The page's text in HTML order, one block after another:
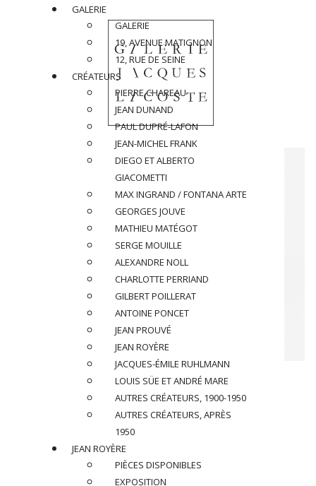
RICCARDO SCARPA (1905-1999)
Applique, circa 1960
Signée « Scarpa »
GALERIE
GALERIE
19, AVENUE MATIGNON
12, RUE DE SEINE
CRÉATEURS
PIERRE CHAREAU
JEAN DUNAND
PAUL DUPRÉ-LAFON
JEAN-MICHEL FRANK
DIEGO ET ALBERTO
GIACOMETTI
MAX INGRAND / FONTANA ARTE
GEORGES JOUVE
MATHIEU MATÉGOT
SERGE MOUILLE
ALEXANDRE NOLL
CHARLOTTE PERRIAND
GILBERT POILLERAT
ANTOINE PONCET
JEAN PROUVÉ
JEAN ROYÈRE
JACQUES-ÉMILE RUHLMANN
LOUIS SÜE ET ANDRÉ MARE
AUTRES CRÉATEURS, 1900-1950
AUTRES CRÉATEURS, APRÈS
1950
JEAN ROYÈRE
PIÈCES DISPONIBLES
EXPOSITION